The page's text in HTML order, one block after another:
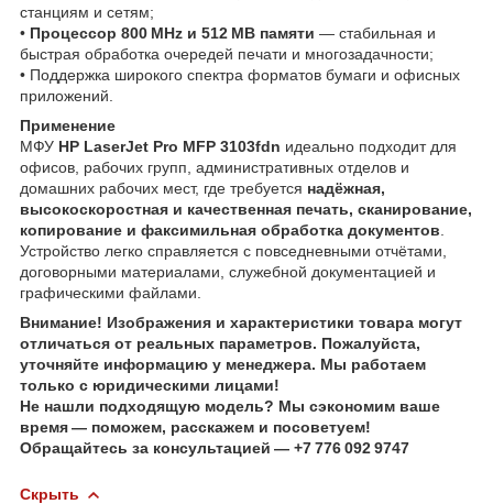
станциям и сетям;
• Процессор 800 MHz и 512 MB памяти — стабильная и
быстрая обработка очередей печати и многозадачности;
• Поддержка широкого спектра форматов бумаги и офисных
приложений.
Применение
МФУ HP LaserJet Pro MFP 3103fdn идеально подходит для
офисов, рабочих групп, административных отделов и
домашних рабочих мест, где требуется надёжная,
высокоскоростная и качественная печать, сканирование,
копирование и факсимильная обработка документов
Устройство легко справляется с повседневными отчётами,
договорными материалами, служебной документацией и
графическими файлами.
Внимание! Изображения и характеристики товара могут
отличаться от реальных параметров. Пожалуйста,
уточняйте информацию у менеджера. Мы работаем
только с юридическими лицами!
Не нашли подходящую модель? Мы сэкономим ваше
время — поможем, расскажем и посоветуем!
Обращайтесь за консультацией — +7 776 092 9747
Скрыть